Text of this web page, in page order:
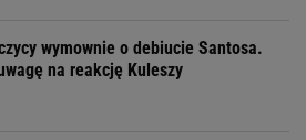
wymownie o debiucie Santosa.
na reakcję Kuleszy